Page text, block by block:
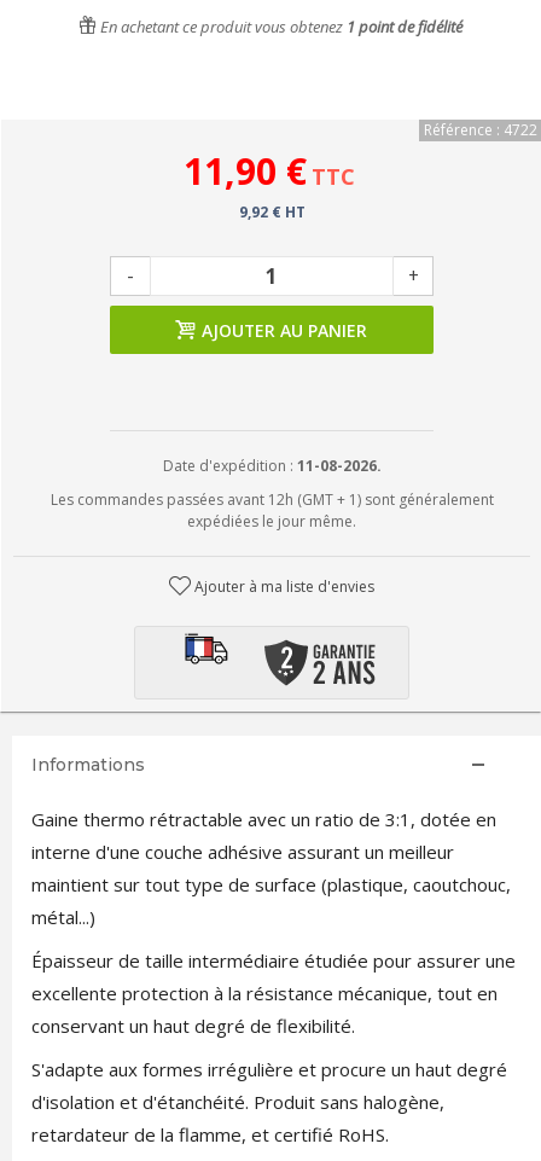
En achetant ce produit vous obtenez 1 point de fidélité
Référence : 4722
11,90 € TTC
9,92 € HT
- +
AJOUTER AU PANIER
Date d'expédition : 11-08-2026.
Les commandes passées avant 12h (GMT + 1) sont généralement
expédiées le jour même.
Ajouter à ma liste d'envies
Informations
Gaine thermo rétractable avec un ratio de 3:1, dotée en
interne d'une couche adhésive assurant un meilleur
maintient sur tout type de surface (plastique, caoutchouc,
métal...)
Épaisseur de taille intermédiaire étudiée pour assurer une
excellente protection à la résistance mécanique, tout en
conservant un haut degré de flexibilité.
S'adapte aux formes irrégulière et procure un haut degré
d'isolation et d'étanchéité. Produit sans halogène,
retardateur de la flamme, et certifié RoHS.